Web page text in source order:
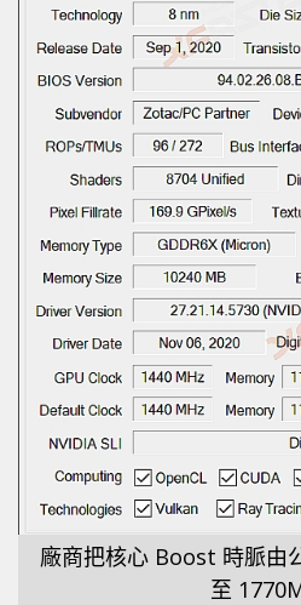
廠商把核心 Boost 時脈由
至